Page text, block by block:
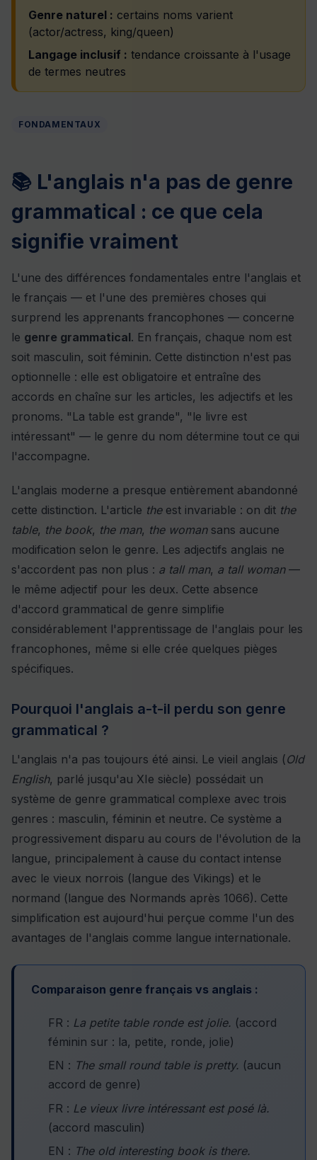
Genre naturel : certains noms varient
(actor/actress, king/queen)
Langage inclusif : tendance croissante à l'usage
de termes neutres
FONDAMENTAUX
📚 L'anglais n'a pas de genre
grammatical : ce que cela
signifie vraiment
L'une des différences fondamentales entre l'anglais et
le français — et l'une des premières choses qui
surprend les apprenants francophones — concerne
le genre grammatical. En français, chaque nom est
soit masculin, soit féminin. Cette distinction n'est pas
optionnelle : elle est obligatoire et entraîne des
accords en chaîne sur les articles, les adjectifs et les
pronoms. "La table est grande", "le livre est
intéressant" — le genre du nom détermine tout ce qui
l'accompagne.
L'anglais moderne a presque entièrement abandonné
cette distinction. L'article theest invariable : on dit the
table, the book, the man, the womansans aucune
modification selon le genre. Les adjectifs anglais ne
s'accordent pas non plus : a tall man, a tall woman—
le même adjectif pour les deux. Cette absence
d'accord grammatical de genre simplifie
considérablement l'apprentissage de l'anglais pour les
francophones, même si elle crée quelques pièges
spécifiques.
Pourquoi l'anglais a-t-il perdu son genre
grammatical ?
L'anglais n'a pas toujours été ainsi. Le vieil anglais (Old
English, parlé jusqu'au XIe siècle) possédait un
système de genre grammatical complexe avec trois
genres : masculin, féminin et neutre. Ce système a
progressivement disparu au cours de l'évolution de la
langue, principalement à cause du contact intense
avec le vieux norrois (langue des Vikings) et le
normand (langue des Normands après 1066). Cette
simplification est aujourd'hui perçue comme l'un des
avantages de l'anglais comme langue internationale.
Comparaison genre français vs anglais :
FR : La petite table ronde est jolie. (accord
féminin sur : la, petite, ronde, jolie)
EN : The small round table is pretty. (aucun
accord de genre)
FR : Le vieux livre intéressant est posé là.
(accord masculin)
EN : The old interesting book is there.